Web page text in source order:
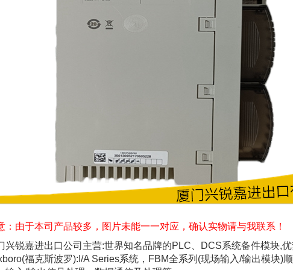
：由于本司产品较多，图片未能一一对应，确认实物请与我联系！
兴锐嘉进出口公司主营:世界知名品牌的PLC、DCS系统备件模块,
福克斯波罗):I/A Series系统，FBM全系列(现场输入/输出模块)